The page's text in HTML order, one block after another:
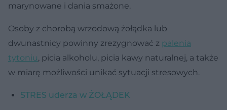
marynowane i dania smażone.
Osoby z chorobą wrzodową żołądka lub
dwunastnicy powinny zrezygnować z palenia
tytoniu, picia alkoholu, picia kawy naturalnej, a także
w miarę możliwości unikać sytuacji stresowych.
STRES uderza w ŻOŁĄDEK